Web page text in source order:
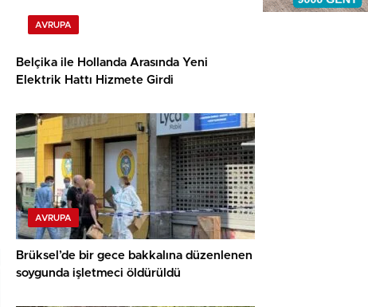
AVRUPA
Belçika ile Hollanda Arasında Yeni
Elektrik Hattı Hizmete Girdi
AVRUPA
Brüksel’de bir gece bakkalına düzenlenen
soygunda işletmeci öldürüldü